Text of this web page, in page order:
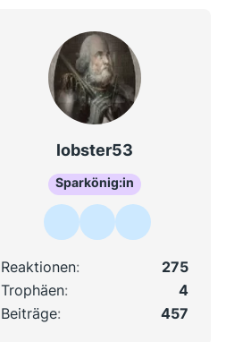
lobster53
Sparkönig:in
Reaktionen
275
Trophäen
4
Beiträge
457